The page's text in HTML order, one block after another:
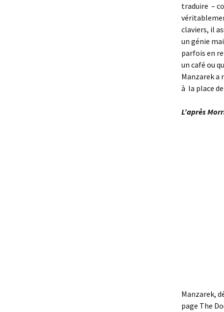
traduire –
claviers, il
un génie
parfois en
un café ou
Manzarek a
à la place
L’après
Manzarek,
page The